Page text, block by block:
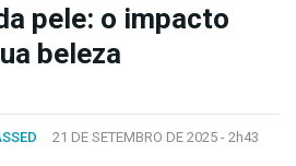
pele: o impacto
beleza
21 DE SETEMBRO DE 2025 - 2h43